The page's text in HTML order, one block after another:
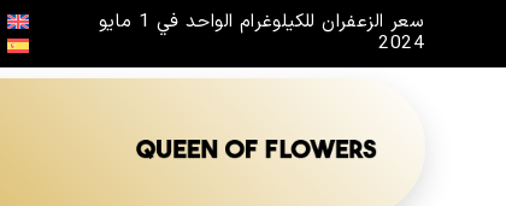
سعر الزعفران للكيلوغرام الواحد في 1 مايو
2024